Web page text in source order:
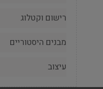
רישום וקטלוג
מבנים היסטוריים
עיצוב